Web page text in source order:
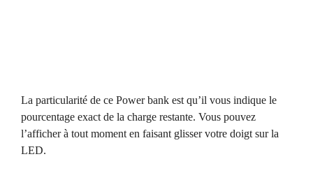
La particularité de ce Power bank est qu’il vous indique le
pourcentage exact de la charge restante. Vous pouvez
l’afficher à tout moment en faisant glisser votre doigt sur la
LED.